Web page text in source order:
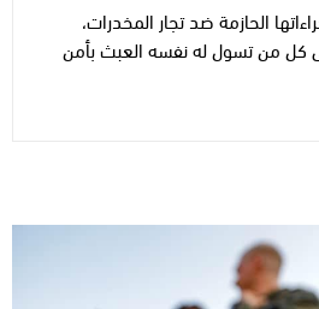
الحازمة ضد تجار المخدرات،
كل من تسول له نفسه العبث بأمن